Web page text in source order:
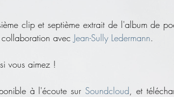
avec Jean-Sully Ledermann.
vous aimez !
à l'écoute sur Soundcloud